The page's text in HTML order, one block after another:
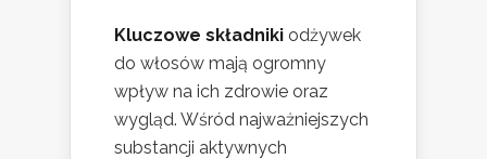
Kluczowe składniki odżywek
do włosów mają ogromny
wpływ na ich zdrowie oraz
wygląd. Wśród najważniejszych
substancji aktywnych